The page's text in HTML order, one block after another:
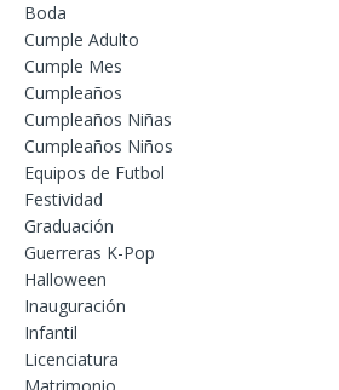
Boda
Cumple Adulto
Cumple Mes
Cumpleaños
Cumpleaños Niñas
Cumpleaños Niños
Equipos de Futbol
Festividad
Graduación
Guerreras K-Pop
Halloween
Inauguración
Infantil
Licenciatura